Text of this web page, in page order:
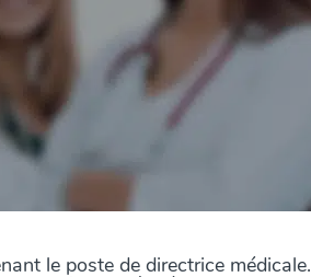
le poste de directrice médicale.